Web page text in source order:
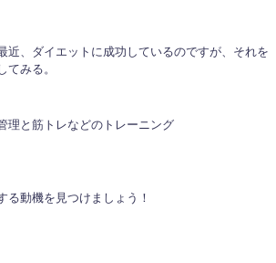
近、ダイエットに成功しているのですが、それを
てみる。
理と筋トレなどのトレーニング
る動機を見つけましょう！